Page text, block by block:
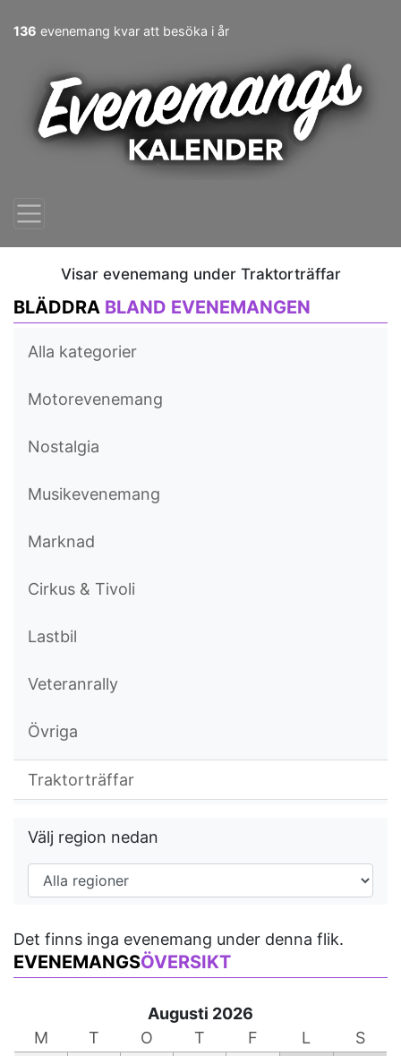
136 evenemang kvar att besöka i år
Visar evenemang under Traktorträffar
BLÄDDRA BLAND EVENEMANGEN
Alla kategorier
Motorevenemang
Nostalgia
Musikevenemang
Marknad
Cirkus & Tivoli
Lastbil
Veteranrally
Övriga
Traktorträffar
Välj region nedan
Det finns inga evenemang under denna flik.
EVENEMANGSÖVERSIKT
Augusti 2026
M
T O T F L
S